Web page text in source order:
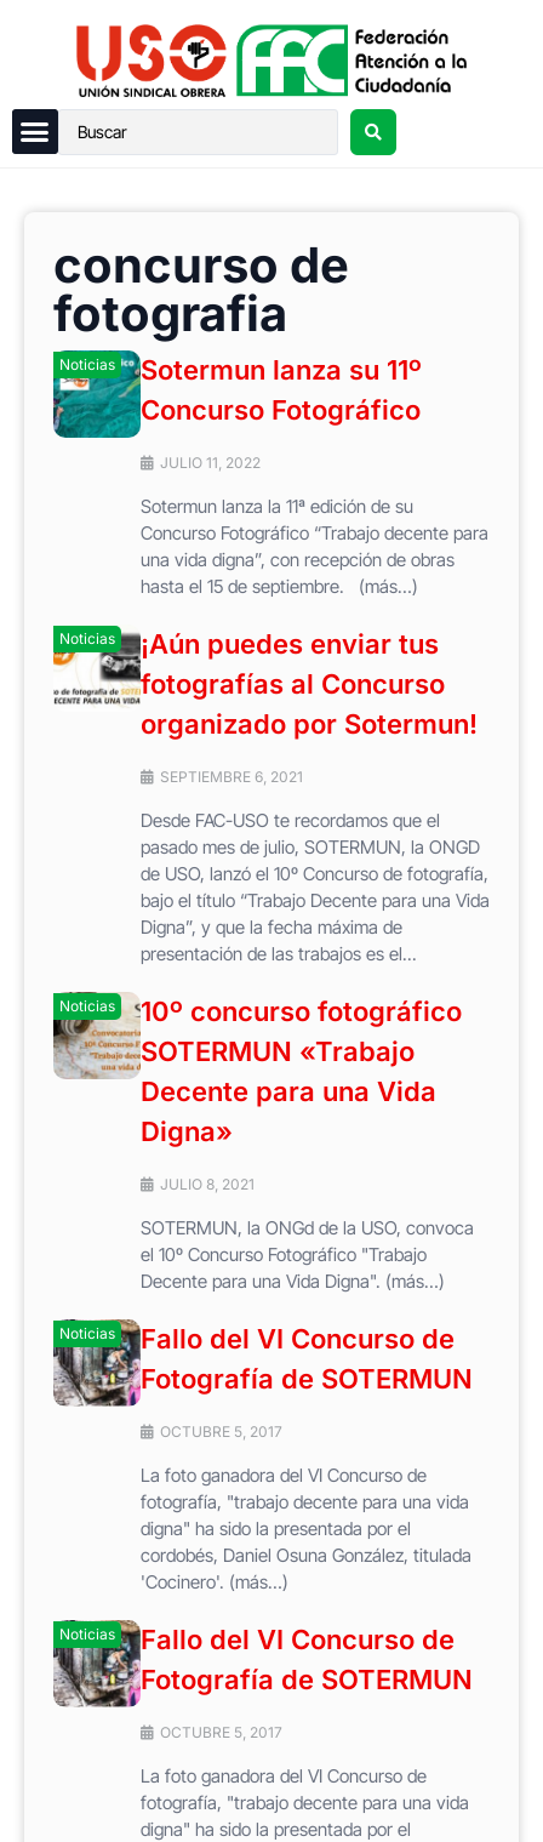
concurso de
fotografia
Noticias
Sotermun lanza su 11º
Concurso Fotográfico
JULIO 11, 2022
Sotermun lanza la 11ª edición de su
Concurso Fotográfico “Trabajo decente para
una vida digna”, con recepción de obras
hasta el 15 de septiembre. (más…)
Noticias
¡Aún puedes enviar tus
fotografías al Concurso
organizado por Sotermun!
SEPTIEMBRE 6, 2021
Desde FAC-USO te recordamos que el
pasado mes de julio, SOTERMUN, la ONGD
de USO, lanzó el 10º Concurso de fotografía,
bajo el título “Trabajo Decente para una Vida
Digna”, y que la fecha máxima de
presentación de las trabajos es el...
Noticias
10º concurso fotográfico
SOTERMUN «Trabajo
Decente para una Vida
Digna»
JULIO 8, 2021
SOTERMUN, la ONGd de la USO, convoca
el 10º Concurso Fotográfico "Trabajo
Decente para una Vida Digna". (más…)
Noticias
Fallo del VI Concurso de
Fotografía de SOTERMUN
OCTUBRE 5, 2017
La foto ganadora del VI Concurso de
fotografía, "trabajo decente para una vida
digna" ha sido la presentada por el
cordobés, Daniel Osuna González, titulada
'Cocinero'. (más…)
Noticias
Fallo del VI Concurso de
Fotografía de SOTERMUN
OCTUBRE 5, 2017
La foto ganadora del VI Concurso de
fotografía, "trabajo decente para una vida
digna" ha sido la presentada por el